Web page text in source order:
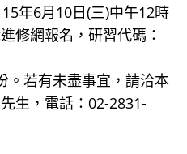
年6月10日(三)中午12時
修網報名，研習代碼：
。若有未盡事宜，請洽本
生，電話：02-2831-